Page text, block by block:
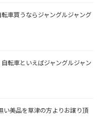
車買うならジャングルジャング
転車といえばジャングルジャン
い美品を草津の方よりお譲り頂